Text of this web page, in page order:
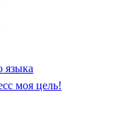
языка
моя цель!